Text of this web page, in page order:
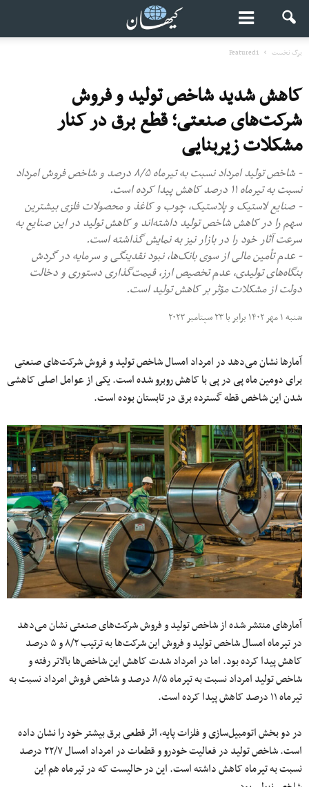
برگ نخست Featured1
کاهش شدید شاخص تولید و فروش
شرکت‌های صنعتی؛ قطع برق در کنار
مشکلات زیربنایی
- شاخص تولید امرداد نسبت به تیرماه ۸/۵ درصد و شاخص فروش امرداد
نسبت به تیرماه ۱۱ درصد کاهش پیدا کرده است.
- صنایع لاستیک و پلاستیک، چوب و کاغذ و محصولات فلزی بیشترین
سهم را در کاهش شاخص تولید داشته‌اند و کاهش تولید در این صنایع به
سرعت آثار خود را در بازار نیز به نمایش گذاشته است.
- عدم تأمین مالی از سوی بانک‌ها، نبود نقدینگی و سرمایه در گردش
بنگاه‌های تولیدی، عدم تخصیص ارز، قیمت‌گذاری دستوری و دخالت
دولت از مشکلات مؤثر بر کاهش تولید است.
شنبه ۱ مهر ۱۴۰۲ برابر با ۲۳ سپتامبر ۲۰۲۳
آمارها نشان می‌دهد در امرداد امسال شاخص تولید و فروش شرکت‌های صنعتی
برای دومین ماه پی در پی با کاهش روبرو شده است. یکی از عوامل اصلی کاهشی
شدن این شاخص قطه گسترده برق در تابستان بوده است.
آمارهای منتشر شده از شاخص تولید و فروش شرکت‌های صنعتی نشان می‌دهد
در تیرماه امسال شاخص تولید و فروش این شرکت‌ها به ترتیب ۸/۲ و ۵ درصد
کاهش پیدا کرده بود. اما در امرداد شدت کاهش این شاخص‌ها بالاتر رفته و
شاخص تولید امرداد نسبت به تیرماه ۸/۵ درصد و شاخص فروش امرداد نسبت به
تیرماه ۱۱ درصد کاهش پیدا کرده است.
در دو بخش اتومبیل‌سازی و فلزات پایه، اثر قطعی برق بیشتر خود را نشان داده
است. شاخص تولید در فعالیت خودرو و قطعات در امرداد امسال ۲۲/۷ درصد
نسبت به تیرماه کاهش داشته است. این در حالیست که در تیرماه هم این